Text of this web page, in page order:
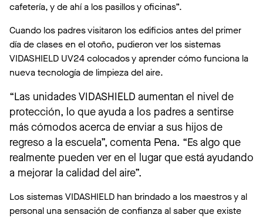
cafetería, y de ahí a los pasillos y oficinas”.
Cuando los padres visitaron los edificios antes del primer
día de clases en el otoño, pudieron ver los sistemas
VIDASHIELD UV24 colocados y aprender cómo funciona la
nueva tecnología de limpieza del aire.
“Las unidades VIDASHIELD aumentan el nivel de
protección, lo que ayuda a los padres a sentirse
más cómodos acerca de enviar a sus hijos de
regreso a la escuela”, comenta Pena. “Es algo que
realmente pueden ver en el lugar que está ayudando
a mejorar la calidad del aire”.
Los sistemas VIDASHIELD han brindado a los maestros y al
personal una sensación de confianza al saber que existe